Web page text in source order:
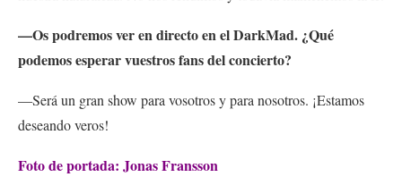
—Os podremos ver en directo en el DarkMad. ¿Qué
podemos esperar vuestros fans del concierto?
—Será un gran show para vosotros y para nosotros. ¡Estamos
deseando veros!
Foto de portada: Jonas Fransson